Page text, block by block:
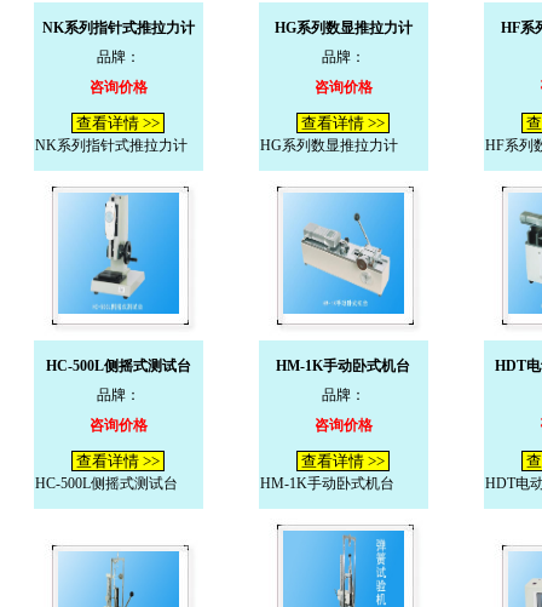
NK系列指针式推拉力计
品牌：
咨询价格
查看详情 >>
NK系列指针式推拉力计
HG系列数显推拉力计
品牌：
咨询价格
查看详情 >>
HG系列数显推拉力计
HF系
HF系列
HC-500L侧摇式测试台
品牌：
咨询价格
查看详情 >>
HC-500L侧摇式测试台
HM-1K手动卧式机台
品牌：
咨询价格
查看详情 >>
HM-1K手动卧式机台
HDT
HDT电